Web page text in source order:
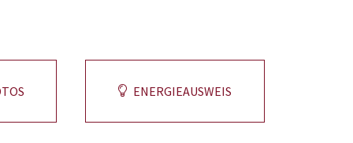
Potenzial und der
ENERGIEAUSWEIS